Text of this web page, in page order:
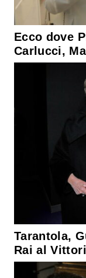
Ecco dove
Carlucci,
Tarantola,
Rai al